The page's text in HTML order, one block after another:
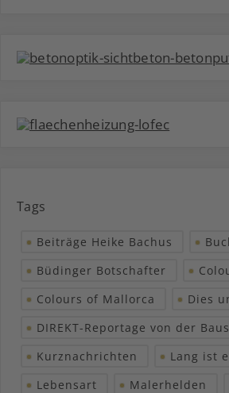
Tags
Beiträge Heike Bachus
Büdinger Botschafter
Colours of Mallorca
Dies
DIREKT-Reportage von der
Kurznachrichten
Lang ist
Lebensart
Malerhelden